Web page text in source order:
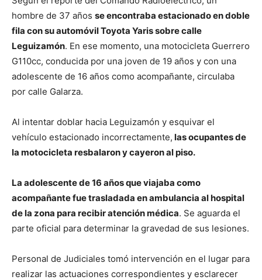
hombre de 37 años se encontraba estacionado en doble
fila con su automóvil Toyota Yaris sobre calle
Leguizamón. En ese momento, una motocicleta Guerrero
G110cc, conducida por una joven de 19 años y con una
adolescente de 16 años como acompañante, circulaba
por calle Galarza.
Al intentar doblar hacia Leguizamón y esquivar el
vehículo estacionado incorrectamente, las ocupantes de
la motocicleta resbalaron y cayeron al piso.
La adolescente de 16 años que viajaba como
acompañante fue trasladada en ambulancia al hospital
de la zona para recibir atención médica. Se aguarda el
parte oficial para determinar la gravedad de sus lesiones.
Personal de Judiciales tomó intervención en el lugar para
realizar las actuaciones correspondientes y esclarecer